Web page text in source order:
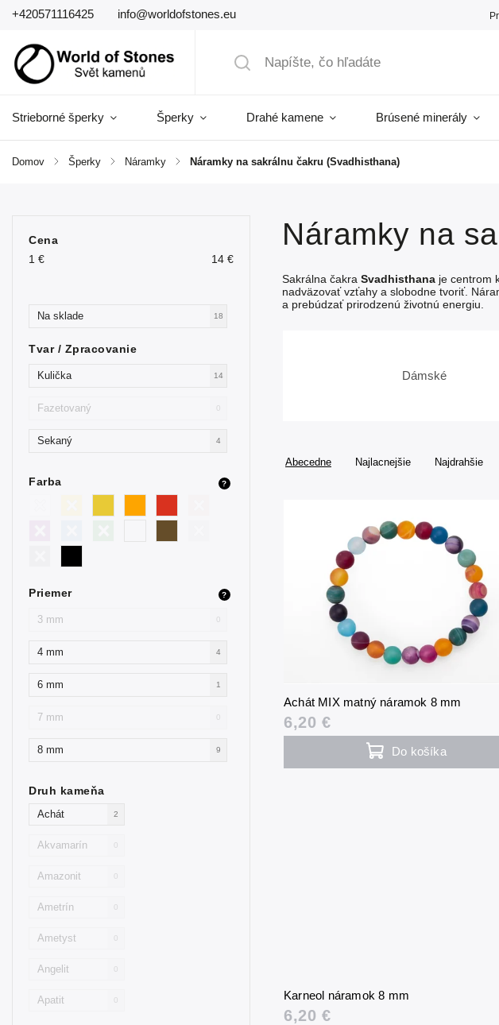
+420571116425 info@worldofstones.eu
Strieborné šperky Šperky Drahé kamene Brúsené minerály
Domov / Šperky / Náramky / Náramky na sakrálnu čakru (Svadhisthana)
Cena
1 € 14 €
Na sklade 18
Tvar / Zpracovanie
Kulička 14
Fazetovaný 0
Sekaný 4
Farba ?
Priemer ?
3 mm 0
4 mm 4
6 mm 1
7 mm 0
8 mm 9
Druh kameňa
Achát 2
Akvamarín 0
Amazonit 0
Ametrín 0
Ametyst 0
Angelit 0
Apatit 0
Náramky na
Sakrálna čakra Svadhisthana je centrom
nadväzovať vzťahy a slobodne tvoriť.
a prebúdzať prirodzenú životnú energiu.
Dámské
Abecedne Najlacnejšie Najdrahšie
Achát MIX matný náramok 8 mm
6,20 €
Do košíka
Karneol náramok 8 mm
6,20 €